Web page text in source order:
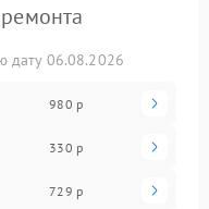
дату 06.08.2026
980 р
330 р
729 р